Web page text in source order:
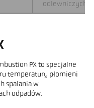
odlewniczych
PX to specjalne
temperatury płomieni
spalania w
odpadów.